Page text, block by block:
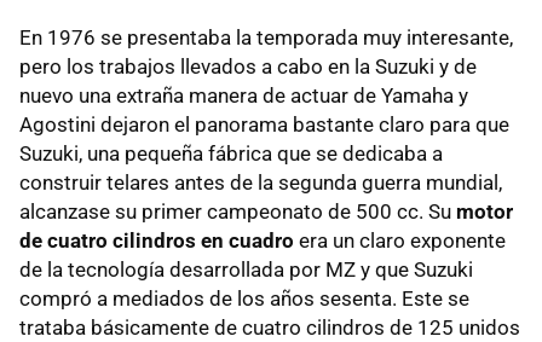
En 1976 se presentaba la temporada muy interesante,
pero los trabajos llevados a cabo en la Suzuki y de
nuevo una extraña manera de actuar de Yamaha y
Agostini dejaron el panorama bastante claro para que
Suzuki, una pequeña fábrica que se dedicaba a
construir telares antes de la segunda guerra mundial,
alcanzase su primer campeonato de 500 cc. Su motor
de cuatro cilindros en cuadro era un claro exponente
de la tecnología desarrollada por MZ y que Suzuki
compró a mediados de los años sesenta. Este se
trataba básicamente de cuatro cilindros de 125 unidos